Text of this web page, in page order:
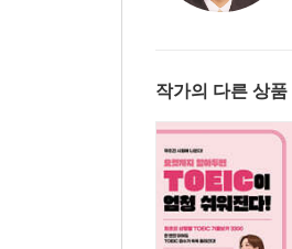
작가의 다른 상품